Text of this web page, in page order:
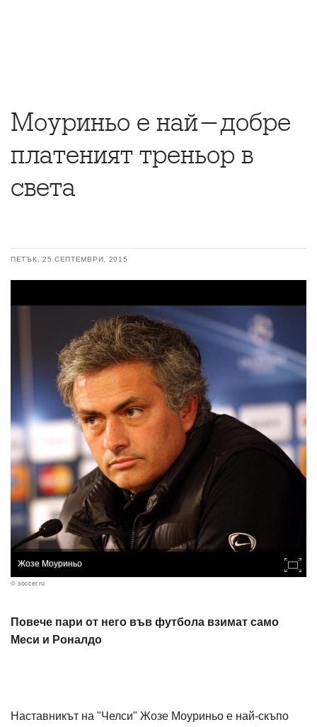
Моуриньо е най-добре
платеният треньор в
света
ПЕТЪК, 25 СЕПТЕМВРИ, 2015
Жозе Моуриньо
© soccer.ru
Повече пари от него във футбола взимат само
Меси и Роналдо
Наставникът на "Челси" Жозе Моуриньо е най-скъпо